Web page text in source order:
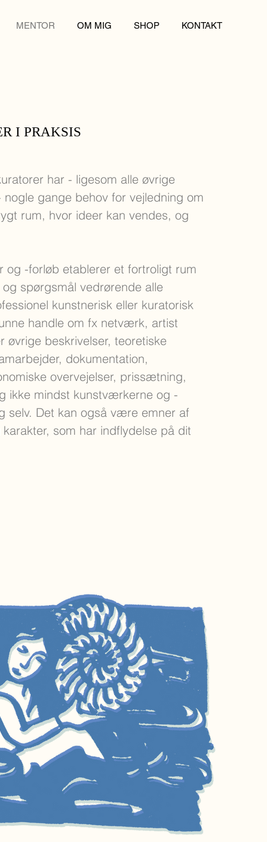
MENTOR OM MIG SHOP KONTAKT
I PRAKSIS
har - ligesom alle øvrige
nogle gange behov for vejledning om
rum, hvor ideer kan vendes, og
og -forløb etablerer et fortroligt rum
spørgsmål vedrørende alle
kunstnerisk eller kuratorisk
handle om fx netværk, artist
øvrige beskrivelser, teoretiske
dokumentation,
overvejelser, prissætning,
ikke mindst kunstværkerne og -
selv. Det kan også være emner af
som har indflydelse på dit